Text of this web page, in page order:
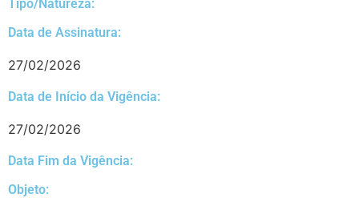
Tipo/Natureza:
Data de Assinatura:
27/02/2026
Data de Início da Vigência:
27/02/2026
Data Fim da Vigência:
Objeto: